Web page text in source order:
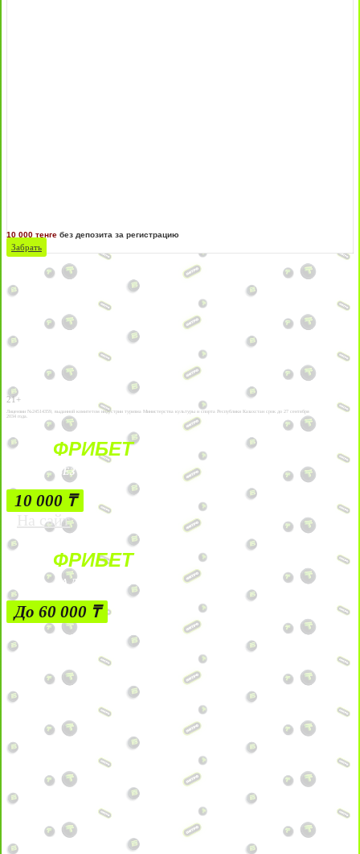
10 000 тенге без депозита за регистрацию
Забрать
21+
Лицензии №24514359, выданной комитетом индустрии туризма Министерства культуры и спорта Республики Казахстан срок до 27 сентября
2034 года.
ФРИБЕТ
БЕЗ УСЛОВИЙ
10 000 ₸
На сайт
ФРИБЕТ
ЗА ДЕПОЗИТЫ
До 60 000 ₸